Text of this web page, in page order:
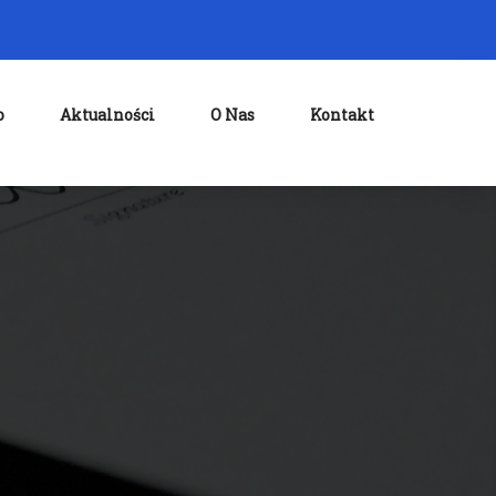
Aktualności O Nas Kontakt